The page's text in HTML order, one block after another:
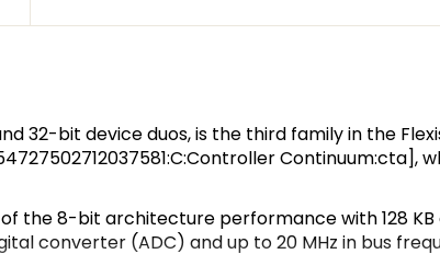
32-bit device duos, is the third family in the
the 8-bit architecture performance with 128
converter (ADC) and up to 20 MHz in bus